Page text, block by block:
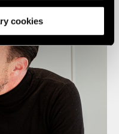
partners.
cookies